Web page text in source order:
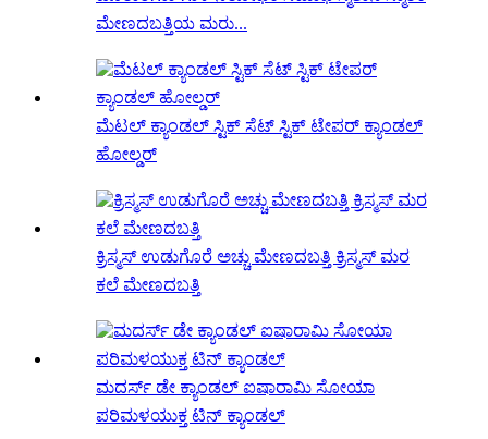
ಮೇಣದಬತ್ತಿಯ ಮರು...
ಮೆಟಲ್ ಕ್ಯಾಂಡಲ್ ಸ್ಟಿಕ್ ಸೆಟ್ ಸ್ಟಿಕ್ ಟೇಪರ್ ಕ್ಯಾಂಡಲ್
ಹೋಲ್ಡರ್
ಕ್ರಿಸ್ಮಸ್ ಉಡುಗೊರೆ ಅಚ್ಚು ಮೇಣದಬತ್ತಿ ಕ್ರಿಸ್ಮಸ್ ಮರ
ಕಲೆ ಮೇಣದಬತ್ತಿ
ಮದರ್ಸ್ ಡೇ ಕ್ಯಾಂಡಲ್ ಐಷಾರಾಮಿ ಸೋಯಾ
ಪರಿಮಳಯುಕ್ತ ಟಿನ್ ಕ್ಯಾಂಡಲ್